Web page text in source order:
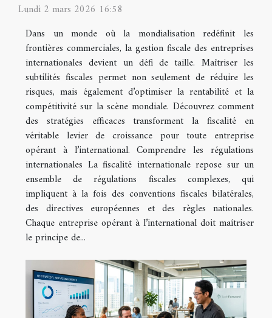
Lundi 2 mars 2026 16:58
Dans un monde où la mondialisation redéfinit les
frontières commerciales, la gestion fiscale des entreprises
internationales devient un défi de taille. Maîtriser les
subtilités fiscales permet non seulement de réduire les
risques, mais également d’optimiser la rentabilité et la
compétitivité sur la scène mondiale. Découvrez comment
des stratégies efficaces transforment la fiscalité en
véritable levier de croissance pour toute entreprise
opérant à l’international. Comprendre les régulations
internationales La fiscalité internationale repose sur un
ensemble de régulations fiscales complexes, qui
impliquent à la fois des conventions fiscales bilatérales,
des directives européennes et des règles nationales.
Chaque entreprise opérant à l’international doit maîtriser
le principe de...